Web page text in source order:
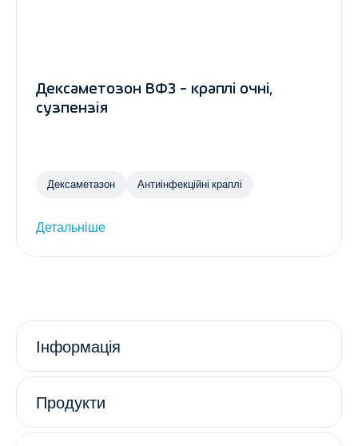
Дексаметозон ВФЗ - краплі очні,
сузпензія
Дексаметазон Антиінфекційні краплі
Детальніше
Інформація
Продукти